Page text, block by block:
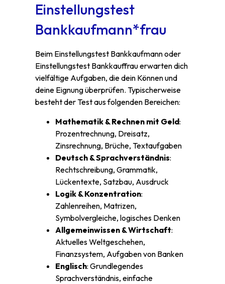
Einstellungstest
Bankkaufmann*frau
Beim Einstellungstest Bankkaufmann oder
Einstellungstest Bankkauffrau erwarten dich
vielfältige Aufgaben, die dein Können und
deine Eignung überprüfen. Typischerweise
besteht der Test aus folgenden Bereichen:
Mathematik & Rechnen mit Geld:
Prozentrechnung, Dreisatz,
Zinsrechnung, Brüche, Textaufgaben
Deutsch & Sprachverständnis:
Rechtschreibung, Grammatik,
Lückentexte, Satzbau, Ausdruck
Logik & Konzentration:
Zahlenreihen, Matrizen,
Symbolvergleiche, logisches Denken
Allgemeinwissen & Wirtschaft:
Aktuelles Weltgeschehen,
Finanzsystem, Aufgaben von Banken
Englisch: Grundlegendes
Sprachverständnis, einfache